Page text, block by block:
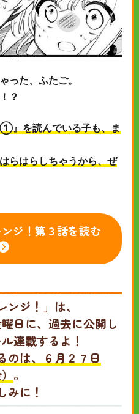
った、ふたご。
？
』を読んでいる子も、ま
らはらしちゃうから、ぜ
ジ！第３話を読む
ンジ！」は、
日に、過去に公開し
連載するよ！
のは、６月２７日
。
みに！